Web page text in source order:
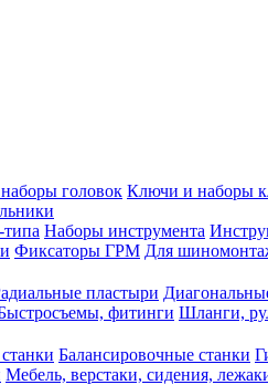
головок Ключи и наборы
Наборы инструмента
Фиксаторы ГРМ Для
пластыри
фитинги Шланги,
Балансировочные станки
Мебель, верстаки, сидения,